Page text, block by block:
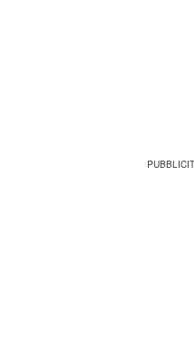
Mail", che per primo ha
che è migliorata